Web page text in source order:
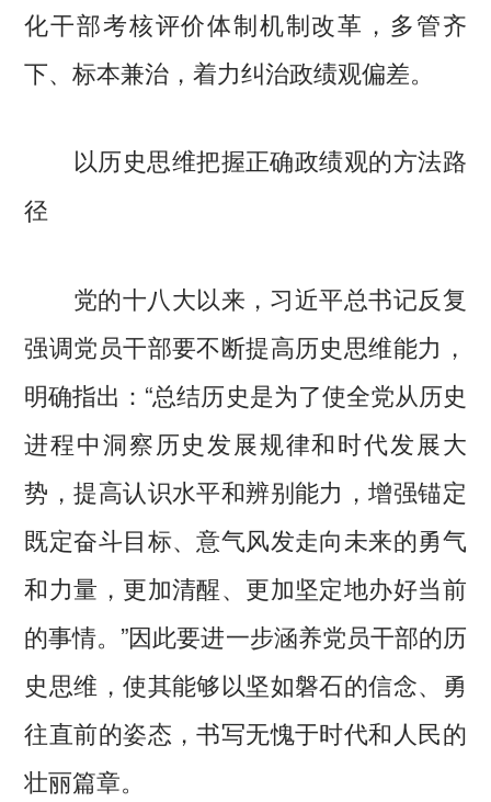
化干部考核评价体制机制改革，多管齐
下、标本兼治，着力纠治政绩观偏差。
以历史思维把握正确政绩观的方法路
径
党的十八大以来，习近平总书记反复
强调党员干部要不断提高历史思维能力，
明确指出：“总结历史是为了使全党从历史
进程中洞察历史发展规律和时代发展大
势，提高认识水平和辨别能力，增强锚定
既定奋斗目标、意气风发走向未来的勇气
和力量，更加清醒、更加坚定地办好当前
的事情。”因此要进一步涵养党员干部的历
史思维，使其能够以坚如磐石的信念、勇
往直前的姿态，书写无愧于时代和人民的
壮丽篇章。